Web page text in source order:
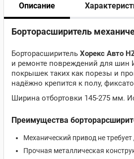
Описание
Борторасширитель
Борторасширитель Хорекс Авто
и ремонте повреждений для шин
покрышек таких как порезы и
надёжно крепится к полу,
Ширина отбортовки 145-275 мм.
Преимущества
Механический привод не
Прочная металлическая